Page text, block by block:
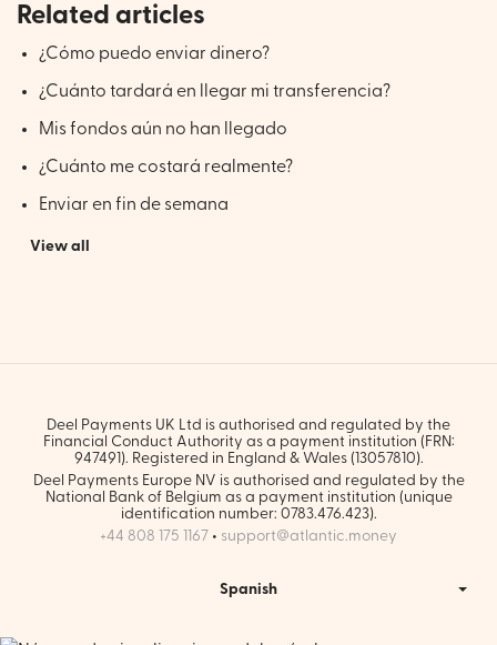
Related articles
¿Cómo puedo enviar dinero?
¿Cuánto tardará en llegar mi transferencia?
Mis fondos aún no han llegado
¿Cuánto me costará realmente?
Enviar en fin de semana
View all
Deel Payments UK Ltd is authorised and regulated by the
Financial Conduct Authority as a payment institution (FRN:
947491). Registered in England & Wales (13057810).
Deel Payments Europe NV is authorised and regulated by the
National Bank of Belgium as a payment institution (unique
identification number: 0783.476.423).
+44 808 175 1167 • support@atlantic.money
Spanish